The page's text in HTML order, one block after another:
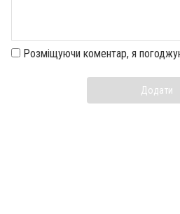
Розміщуючи коментар, я
Додати